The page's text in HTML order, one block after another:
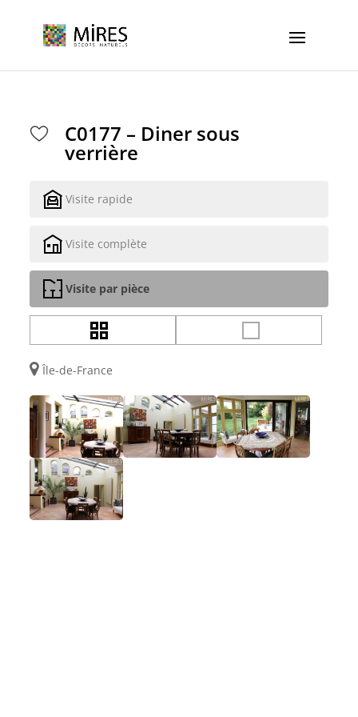
C0177 – Diner sous
verrière
Visite rapide
Visite complète
Visite par pièce
Île-de-France